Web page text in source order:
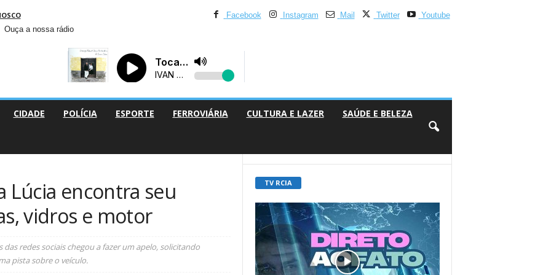
Facebook Instagram Mail Twitter
Youtube
Ouça a nossa rádio
CIDADE POLÍCIA ESPORTE FERROVIÁRIA CULTURA E LAZER SAÚDE E BELEZA
Lúcia encontra seu
vidros e motor
redes sociais chegou a fazer um apelo, solicitando
pista sobre o veículo.
TV RCIA